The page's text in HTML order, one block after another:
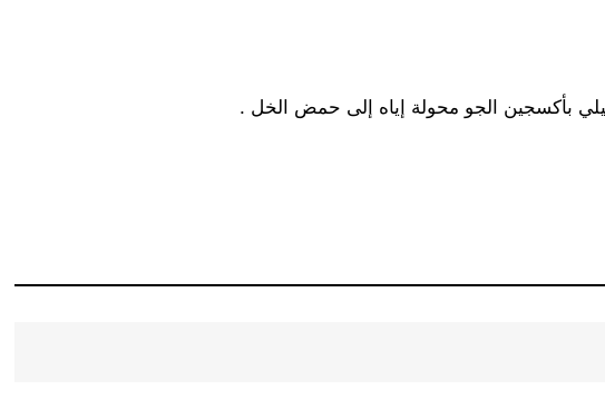
بأكسجين الجو محولة إياه إلى حمض الخل .